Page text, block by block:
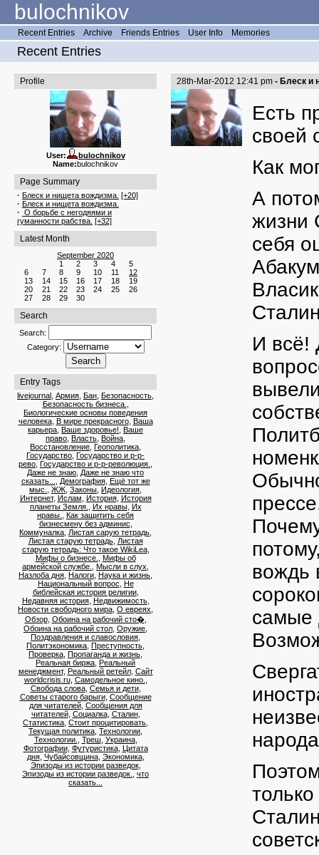
bulochnikov
Recent Entries Archive Friends Entries User Info Memories
Recent Entries
Profile
User:
bulochnikov
Name:bulochnikov
Page Summary
· Блеск и нищета вождизма. [+20]
· Блеск и нищета вождизма.
· О борьбе с негодяями и
гуманности рабства. [+32]
Latest Month
September 2020
1
2 3 4
5
6
7 8 9 10 11
12
13
14 15 16 17 18
19
20
21 22 23 24 25
26
27
28 29 30
Search
Search:
Category:
Entry Tags
livejournal Армия Бан Безопасность
Безопасность бизнеса.
Биологические основы поведения
человека, В мире прекрасного, Ваша
карьера Ваше здоровье! Ваше
право Власть Война
Восстановление Геополитика
Государство Государство и р-р-
рево Государство и р-р-революция.
Даже не знаю Даже не знаю что
сказать...
Демография, Ещё тот же
мыс.
ЖЖ Законы Идеология
Интернет, Ислам История, История
планеты Земля.
Их нравы, Их
нравы.
Как защитить себя
бизнесмену без админис
Коммуналка Листая сарую тетрадь
Листая старую тетрадь, Листая
старую тетрадь: Что такое WikiLea,
Мифы о бизнесе.
Мифы об
армейской службе.
Мысли в слух
Назлоба дня Налоги Наука и жизнь
Национальный вопрос Не
библейская история религии,
Недавняя история, Недвижимость,
Новости свободного мира О евреях
Обзор, Обоина на рабочий сто�,
Обоина на рабочий стол Оружие
Поздравления и славословия
Политэкономика Преступность
Проверка Пропаганда и жизнь
Реальная биржа Реальный
менеджмент, Реальный ретейл, Сайт
worldcrisis.ru, Самодельное кино.
Свобода слова, Семья и дети,
Советы старого барыги, Сообщение
для читателей, Сообщения для
читателей, Социалка, Сталин,
Статистика Стоит процитировать
Текущая политика Технологии
Технологии.
Треш Украина,
Фотографии, Футуристика, Цитата
дня, Чубайсовщина, Экономика,
Эпизоды из истории разведок,
Эпизоды из истории разведок.
что
сказать...
28th-Mar-2012 12:41 pm - Блеск и
Есть
своей
Как
А
жизни
себя
И всё!
вождь
самые